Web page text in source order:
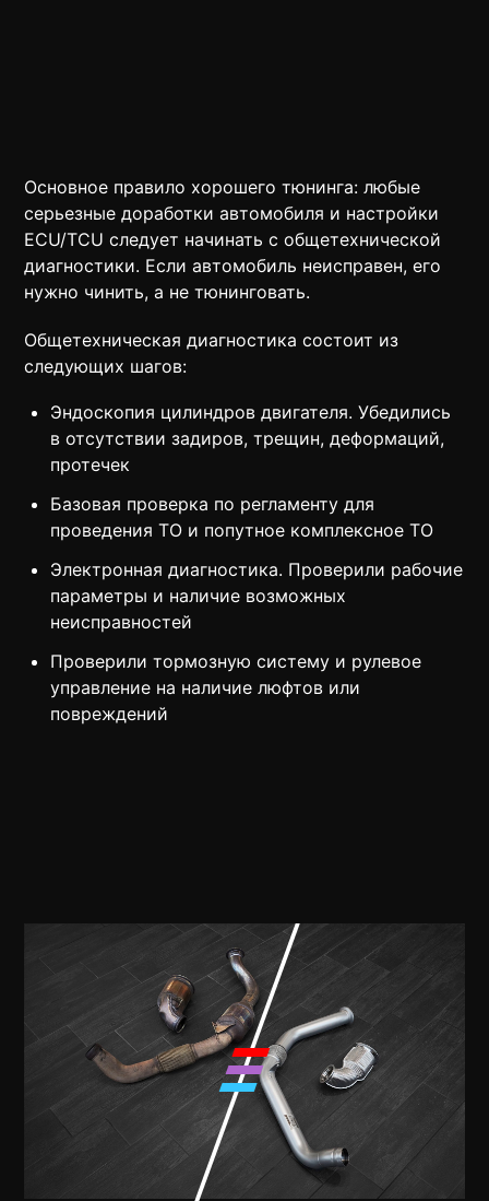
Основное правило хорошего тюнинга: любые
серьезные доработки автомобиля и настройки
ECU/TCU следует начинать с общетехнической
диагностики. Если автомобиль неисправен, его
нужно чинить, а не тюнинговать.
Общетехническая диагностика состоит из
следующих шагов:
Эндоскопия цилиндров двигателя. Убедились
в отсутствии задиров, трещин, деформаций,
протечек
Базовая проверка по регламенту для
проведения ТО и попутное комплексное ТО
Электронная диагностика. Проверили рабочие
параметры и наличие возможных
неисправностей
Проверили тормозную систему и рулевое
управление на наличие люфтов или
повреждений